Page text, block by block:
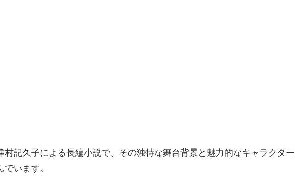
村記久子による長編小説で、その独特な舞台背景と魅力的なキャラクター
います。